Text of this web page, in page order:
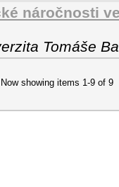
náročnosti
Tomáše
Now showing items 1-9 of 9